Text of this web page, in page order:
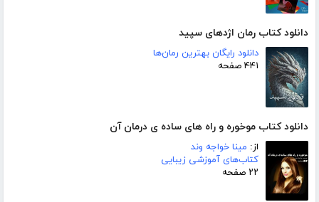
دانلود کتاب رمان اژدهای سپید
دانلود رایگان بهترین رمان‌ها
۴۴۱ صفحه
دانلود کتاب موخوره و راه های ساده ی درمان آن
از: مینا خواجه وند
کتاب‌های آموزشی زیبایی
۲۲ صفحه